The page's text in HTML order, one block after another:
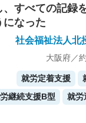
、すべての記録
になった
社会福祉法人北
大阪府／
就労定着支援
継続支援B型
就労